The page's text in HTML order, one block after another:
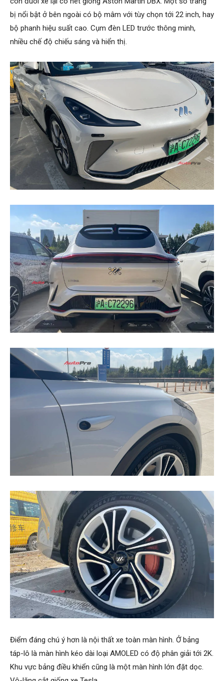
bị nổi bật ở bên ngoài có bộ mâm với tùy chọn tới 22 inch, hay
bộ phanh hiệu suất cao. Cụm đèn LED trước thông minh,
nhiều chế độ chiếu sáng và hiển thị.
Điểm đáng chú ý hơn là nội thất xe toàn màn hình. Ở bảng
táp-lô là màn hình kéo dài loại AMOLED có độ phân giải tới 2K.
Khu vực bảng điều khiển cũng là một màn hình lớn đặt dọc.